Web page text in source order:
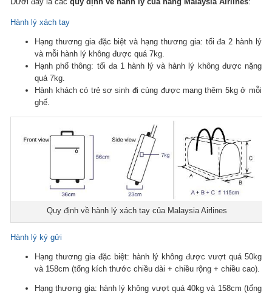
Hành lý xách tay
Hạng thương gia đặc biệt và hạng thương gia: tối đa 2 hành lý
và mỗi hành lý không được quá 7kg.
Hạnh phổ thông: tối đa 1 hành lý và hành lý không được nặng
quá 7kg.
Hành khách có trẻ sơ sinh đi cùng được mang thêm 5kg ở mỗi
ghế.
Quy định về hành lý xách tay của Malaysia Airlines
Hành lý ký gửi
Hạng thương gia đặc biệt: hành lý không được vượt quá 50kg
và 158cm (tổng kích thước chiều dài + chiều rộng + chiều cao).
Hạng thương gia: hành lý không vượt quá 40kg và 158cm (tổng